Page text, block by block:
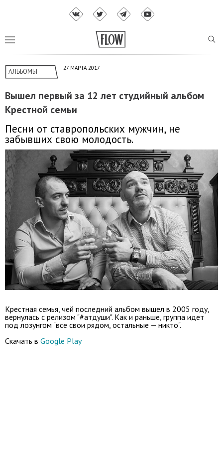
АЛЬБОМЫ 27 МАРТА 2017
Вышел первый за 12 лет студийный альбом
Крестной семьи
Песни от ставропольских мужчин, не
забывших свою молодость.
Крестная семья, чей последний альбом вышел в 2005 году,
вернулась с релизом "#атдуши". Как и раньше, группа идет
под лозунгом "все свои рядом, остальные — никто".
Скачать в Google Play